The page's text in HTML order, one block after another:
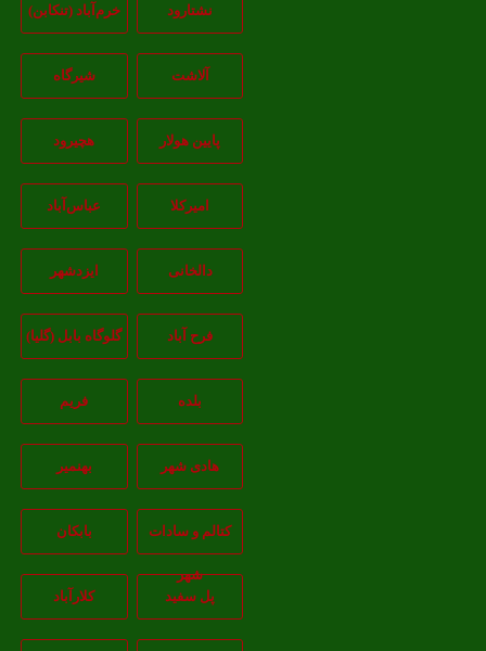
نشتارود خرم‌آباد (تنکابن)
آلاشت شیرگاه
پایین هولار هچیرود
امیرکلا عباس‌آباد
دالخانی ایزدشهر
فرح آباد گلوگاه بابل (گلیا)
هادی شهر بهنمیر
کتالم و سادات
شهر
بابکان
پل سفید کلارآباد